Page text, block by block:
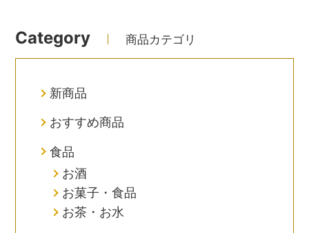
Category 商品カテゴリ
新商品
おすすめ商品
食品
お酒
お菓子・食品
お茶・お水